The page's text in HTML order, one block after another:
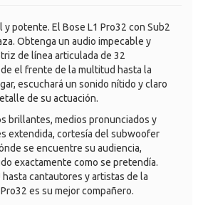
potente. El Bose L1 Pro32 con Sub2
Obtenga un audio impecable y
de línea articulada de 32
el frente de la multitud hasta la
escuchará un sonido nítido y claro
de su actuación.
brillantes, medios pronunciados y
extendida, cortesía del subwoofer
se encuentre su audiencia,
exactamente como se pretendía.
hasta cantautores y artistas de la
es su mejor compañero.